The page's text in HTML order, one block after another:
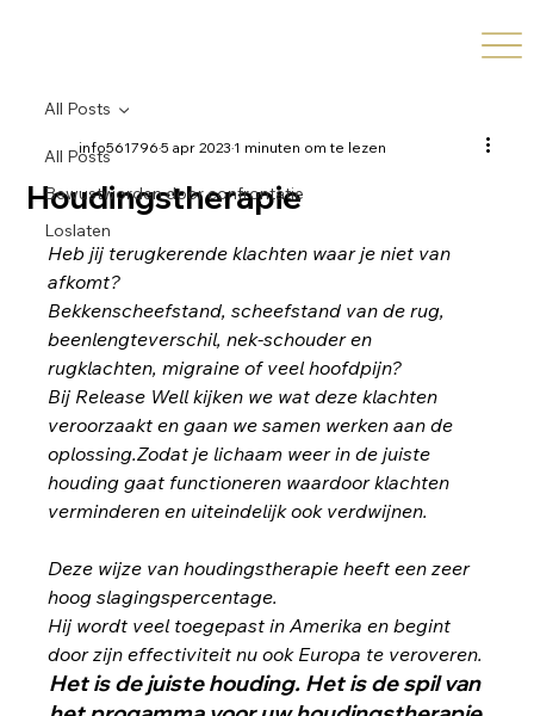
All Posts
Bewustworden door confrontatie
Loslaten
All Posts
Houdingstherapie
info5617965 apr 20231 minuten om te lezen
Heb jij terugkerende klachten waar je niet van
afkomt?
Bekkenscheefstand, scheefstand van de rug,
beenlengteverschil, nek-schouder en
rugklachten, migraine of veel hoofdpijn?
Bij Release Well kijken we wat deze klachten
veroorzaakt en gaan we samen werken aan de
oplossing.Zodat je lichaam weer in de juiste
houding gaat functioneren waardoor klachten
verminderen en uiteindelijk ook verdwijnen.
Deze wijze van houdingstherapie heeft een zeer
hoog slagingspercentage.
Hij wordt veel toegepast in Amerika en begint
door zijn effectiviteit nu ook Europa te veroveren.
Het is de juiste houding. Het is de spil van